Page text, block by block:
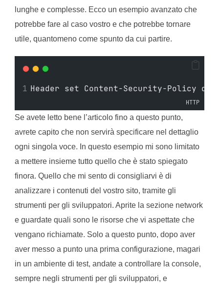
lunghe e complesse. Ecco un esempio avanzato che
potrebbe fare al caso vostro e che potrebbe tornare
utile, quantomeno come spunto da cui partire.
Header set Content-Security-Policy
HTTP
Se avete letto bene l’articolo fino a questo punto,
avrete capito che non servirà specificare nel dettaglio
ogni singola voce. In questo esempio mi sono limitato
a mettere insieme tutto quello che è stato spiegato
finora. Quello che mi sento di consigliarvi è di
analizzare i contenuti del vostro sito, tramite gli
strumenti per gli sviluppatori. Aprite la sezione network
e guardate quali sono le risorse che vi aspettate che
vengano richiamate. Solo a questo punto, dopo aver
aver messo a punto una prima configurazione, magari
in un ambiente di test, andate a controllare la console,
sempre negli strumenti per gli sviluppatori, e